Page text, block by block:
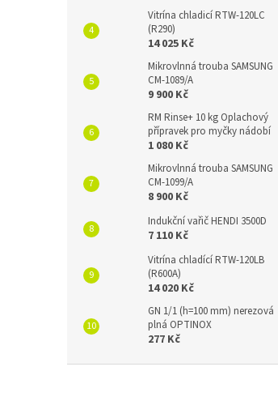
Vitrína chladicí RTW-120LC
(R290)
14 025 Kč
Mikrovlnná trouba SAMSUNG
CM-1089/A
9 900 Kč
RM Rinse+ 10 kg Oplachový
přípravek pro myčky nádobí
1 080 Kč
Mikrovlnná trouba SAMSUNG
CM-1099/A
8 900 Kč
Indukční vařič HENDI 3500D
7 110 Kč
Vitrína chladící RTW-120LB
(R600A)
14 020 Kč
GN 1/1 (h=100 mm) nerezová
plná OPTINOX
277 Kč